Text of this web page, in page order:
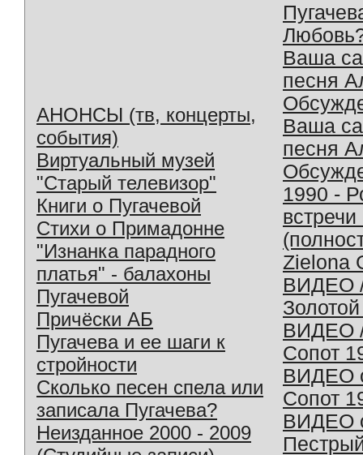
АНОНСЫ (тв, концерты,
события)
Виртуальный музей
"Старый телевизор"
Книги о Пугачевой
Стихи о Примадонне
"Изнанка парадного
платья" - балахоны
Пугачевой
Причёски АБ
Пугачева и ее шаги к
стройности
Сколько песен спела или
записала Пугачева?
Неизданное 2000 - 2009
Ваша
песня
Ваша
песня
1990 -
Zielona
ВИДЕО
ВИДЕО
Сопот
ВИДЕО
Сопот
ВИДЕО